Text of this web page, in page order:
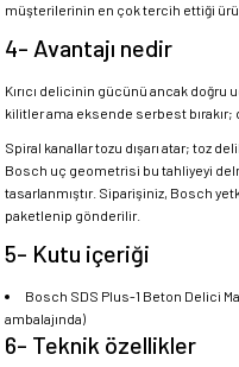
müşterilerinin en çok tercih ettiği
4- Avantajı nedir
Kırıcı delicinin gücünü ancak doğru
kilitler ama eksende serbest bırakır;
Spiral kanallar tozu dışarı atar; toz
Bosch uç geometrisi bu tahliyeyi
tasarlanmıştır. Siparişiniz, Bosch
paketlenip gönderilir.
5- Kutu içeriği
Bosch SDS Plus-1 Beton Delici
ambalajında)
6- Teknik özellikler